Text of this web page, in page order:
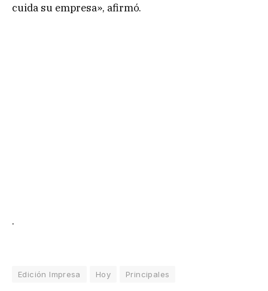
cuida su empresa», afirmó.
.
Edición Impresa Hoy Principales